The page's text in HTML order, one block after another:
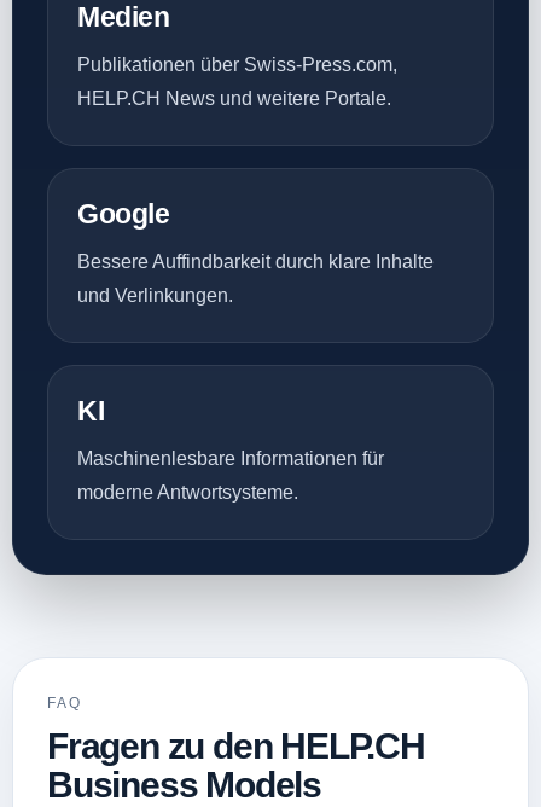
Medien
Publikationen über Swiss-Press.com,
HELP.CH News und weitere Portale.
Google
Bessere Auffindbarkeit durch klare Inhalte
und Verlinkungen.
KI
Maschinenlesbare Informationen für
moderne Antwortsysteme.
FAQ
Fragen zu den HELP.CH
Business Models